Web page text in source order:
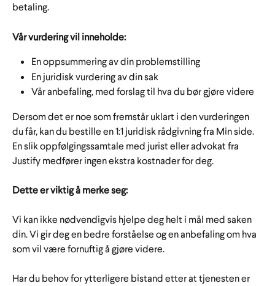
betaling.
Vår vurdering vil inneholde:
En oppsummering av din problemstilling
En juridisk vurdering av din sak
Vår anbefaling, med forslag til hva du bør gjøre videre
Dersom det er noe som fremstår uklart i den vurderingen
du får, kan du bestille en 1:1 juridisk rådgivning fra Min side.
En slik oppfølgingssamtale med jurist eller advokat fra
Justify medfører ingen ekstra kostnader for deg.
Dette er viktig å merke seg:
Vi kan ikke nødvendigvis hjelpe deg helt i mål med saken
din. Vi gir deg en bedre forståelse og en anbefaling om hva
som vil være fornuftig å gjøre videre.
Har du behov for ytterligere bistand etter at tjenesten er